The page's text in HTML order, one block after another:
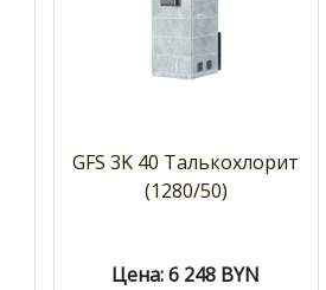
GFS 3K 40 Талькохлорит
(1280/50)
Цена: 6 248 BYN